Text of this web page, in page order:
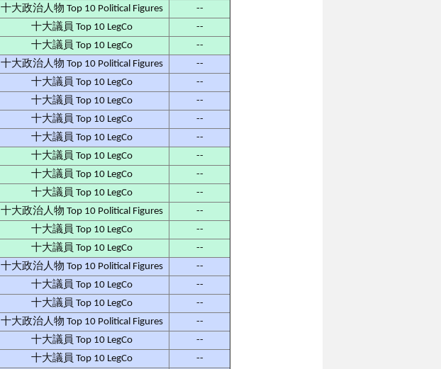
十大政治人物 Top 10 Political Figures
--
十大議員 Top 10 LegCo
--
十大議員 Top 10 LegCo
--
十大政治人物 Top 10 Political Figures
--
十大議員 Top 10 LegCo
--
十大議員 Top 10 LegCo
--
十大議員 Top 10 LegCo
--
十大議員 Top 10 LegCo
--
十大議員 Top 10 LegCo
--
十大議員 Top 10 LegCo
--
十大議員 Top 10 LegCo
--
十大政治人物 Top 10 Political Figures
--
十大議員 Top 10 LegCo
--
十大議員 Top 10 LegCo
--
十大政治人物 Top 10 Political Figures
--
十大議員 Top 10 LegCo
--
十大議員 Top 10 LegCo
--
十大政治人物 Top 10 Political Figures
--
十大議員 Top 10 LegCo
--
十大議員 Top 10 LegCo
--